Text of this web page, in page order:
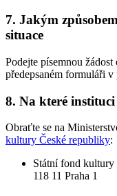
7. Jakým
situace
Podejte písemnou
předepsaném formuláři
8. Na které
Obraťte se na
kultury České republiky:
Státní fond kultury
118 11 Praha 1